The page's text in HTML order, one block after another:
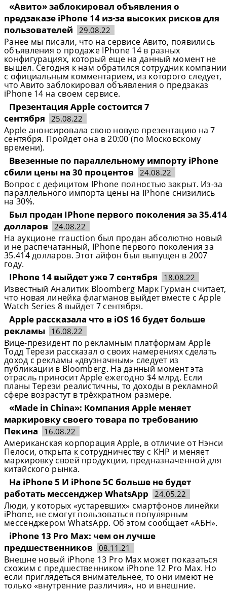
«Авито» заблокировал объявления о
предзаказе iPhone 14 из-за высоких рисков для
пользователей
29.08.22
Ранее мы писали, что на сервисе Авито, появились
объявления о продаже IPhone 14 в разных
конфигурациях, который еще на данный момент не
вышел. Сегодня к нам обратился сотрудник компании
с официальным комментарием, из которого следует,
что Авито заблокировал объявления о предзаказ
iPhone 14 на своем сервисе.
Презентация Apple состоится 7
сентября
25.08.22
Apple анонсировала свою новую презентацию на 7
сентября. Пройдет она в 20:00 (по Московскому
времени).
Ввезенные по параллельному импорту iPhone
сбили цены на 30 процентов 24.08.22
Вопрос с дефицитом IPhone полностью закрыт. Из-за
параллельного импорта цены на IPhone снизились
на 30%.
Был продан IPhone первого поколения за 35.414
долларов 24.08.22
На аукционе rrauction был продан абсолютно новый
и не распечатанный, IPhone первого поколения за
35.414 долларов. Этот айфон был выпущен в 2007
году.
IPhone 14 выйдет уже 7 сентября 18.08.22
Известный Аналитик Bloomberg Марк Гурман считает,
что новая линейка флагманов выйдет вместе с Apple
Watch Series 8 выйдет 7 сентября.
Apple рассказала что в iOS 16 будет больше
рекламы
16.08.22
Вице-президент по рекламным платформам Apple
Тодд Терези рассказал о своих намерениях сделать
доход с рекламы «двузначным» следует из
публикации в Bloomberg. На данный момент эта
отрасль приносит Apple ежегодно $4 млрд. Если
планы Терези реалистичны, то доходы в рекламной
сфере возрастут в трёхкратном размере.
«Made in China»: Компания Apple меняет
маркировку своего товара по требованию
Пекина
16.08.22
Американская корпорация Apple, в отличие от Нэнси
Пелоси, открыта к сотрудничеству с КНР и меняет
маркировку своей продукции, предназначенной для
китайского рынка.
На iPhone 5 И iPhone 5C больше не будет
работать мессенджер WhatsApp
24.05.22
Люди, у которых «устаревших» смартфонов линейки
iPhone, не смогут пользоваться популярным
мессенджером WhatsApp. Об этом сообщает «АБН».
iPhone 13 Pro Max: чем он лучше
предшественников 08.11.21
Внешне новый iPhone 13 Pro Max может показаться
схожим с предшественником iPhone 12 Pro Max. Но
если приглядеться внимательнее, то они имеют не
только «внутренние различия», но и внешние.